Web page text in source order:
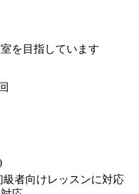
を目指しています